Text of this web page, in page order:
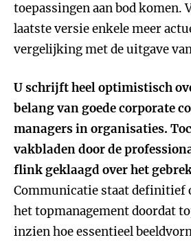
toepassingen aan bod komen.
laatste versie enkele meer
vergelijking met de uitgave
U schrijft heel optimistisch
belang van goede corporate
managers in organisaties.
vakbladen door de
flink geklaagd over het
Communicatie staat definitief
het topmanagement doordat
inzien hoe essentieel